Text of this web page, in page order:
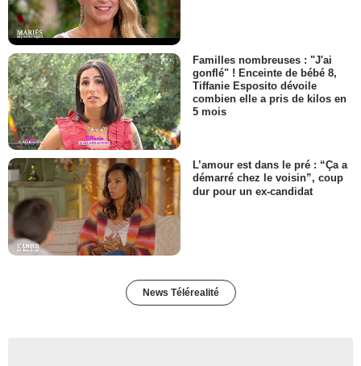
Familles nombreuses : "J'ai
gonflé" ! Enceinte de bébé 8,
Tiffanie Esposito dévoile
combien elle a pris de kilos en
5 mois
L’amour est dans le pré : “Ça a
démarré chez le voisin”, coup
dur pour un ex-candidat
News Télérealité